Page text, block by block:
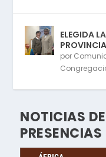
ELEGIDA
por
NOTICIAS
PRESENCIAS